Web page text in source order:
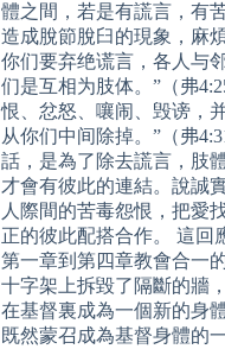
體之間，若是有謊言，有
造成脫節脫臼的現象，麻
你们要弃绝谎言，各人与
们是互相为肢体。”（弗
恨、忿怒、嚷闹、毁谤，
从你们中间除掉。”（弗
話，是為了除去謊言，肢
才會有彼此的連結。說誠
人際間的苦毒怨恨，把愛
正的彼此配搭合作。 這回
第一章到第四章教會合一
十字架上拆毀了隔斷的牆
在基督裏成為一個新的身
既然蒙召成為基督身體的